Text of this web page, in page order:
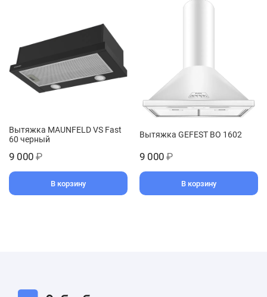
Вытяжка MAUNFELD VS Fast
60 черный
9 000 ₽
В корзину
Вытяжка GEFEST ВО 1602
9 000 ₽
В корзину